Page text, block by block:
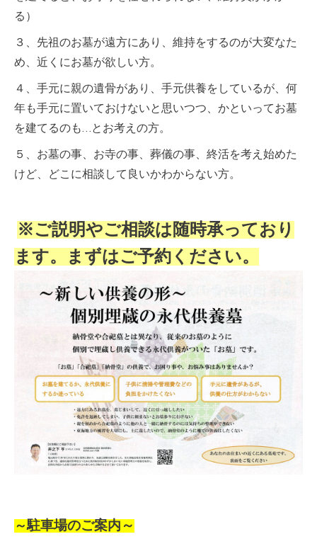
る）
３、先祖のお墓が遠方にあり、維持をするのが大変なた
め、近くにお墓が欲しい方。
４、手元に親の遺骨があり、手元供養をしているが、何
年も手元に置いておけないと思いつつ、かといってお墓
を建てるのも…とお考えの方。
５、お墓の事、お寺の事、葬儀の事、終活を考え始めた
けど、どこに相談して良いかわからない方。
※ご説明やご相談は随時承っており
ます。まずはご予約ください。
～駐車場のご案内～